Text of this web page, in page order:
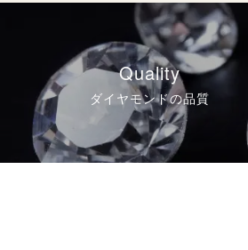
Quality
ダイヤモンドの品質